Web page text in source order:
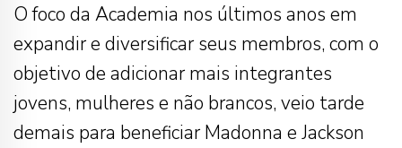
O foco da Academia nos últimos anos em
expandir e diversificar seus membros, com o
objetivo de adicionar mais integrantes
jovens, mulheres e não brancos, veio tarde
demais para beneficiar Madonna e Jackson